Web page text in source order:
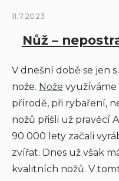
11.7.2023
Nůž –
V dnešní době se jen
nože. Nože
přírodě, při rybaření,
nožů přišli už pravěcí
90 000 lety začali
zvířat. Dnes už však
kvalitních nožů. V